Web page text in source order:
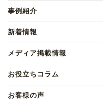
事例紹介
新着情報
メディア掲載情報
お役立ちコラム
お客様の声